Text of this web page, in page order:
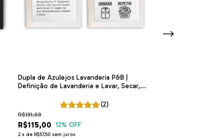
Dupla de Azulejos Lavanderia P&B |
Definição de Lavanderia e Lavar, Secar,
(2)
R$115,00
R$131,00
12% OFF
2 x de R$57,50 sem juros